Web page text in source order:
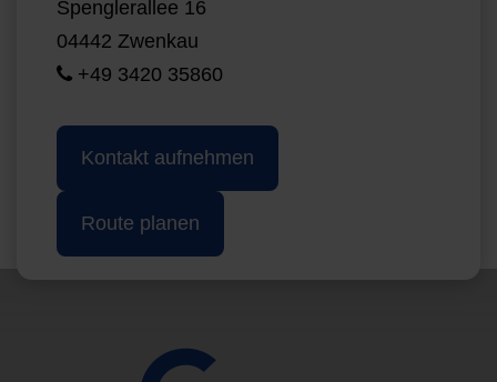
Spenglerallee 16
04442 Zwenkau
+49 3420 35860
Kontakt aufnehmen
Route planen